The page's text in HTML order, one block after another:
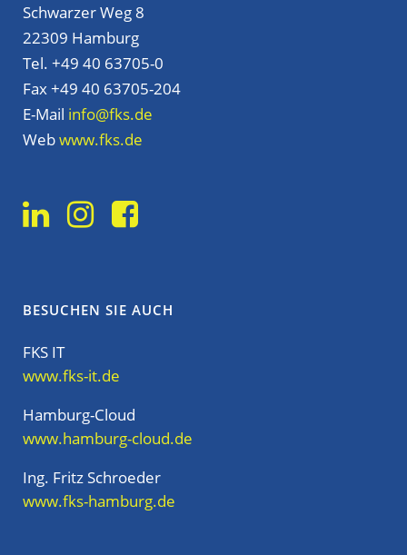
Schwarzer Weg 8
22309 Hamburg
Tel. +49 40 63705-0
Fax +49 40 63705-204
E-Mail info@fks.de
Webwww.fks.de
BESUCHEN SIE AUCH
FKS IT
www.fks-it.de
Hamburg-Cloud
www.hamburg-cloud.de
Ing. Fritz Schroeder
www.fks-hamburg.de